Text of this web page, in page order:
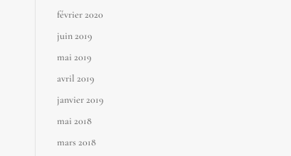
février 2020
juin 2019
mai 2019
avril 2019
janvier 2019
mai 2018
mars 2018